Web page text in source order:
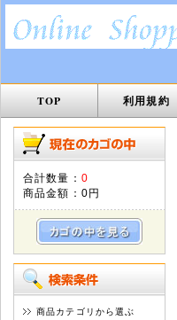
TOP 利用規約
合計数量： 0
商品金額： 0円
商品カテゴリから選ぶ